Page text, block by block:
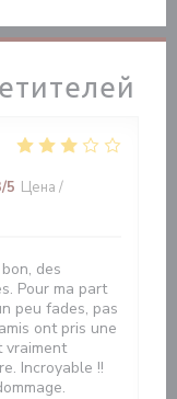
/5 Цена /
des
Pour ma part
peu fades, pas
ont pris une
vraiment
Incroyable !!